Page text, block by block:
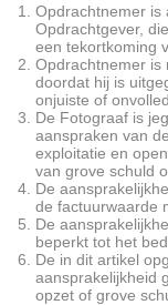
Opdrachtnemer is
Opdrachtgever,
een tekortkoming
Opdrachtnemer is
doordat hij is
onjuiste of
De Fotograaf is
aanspraken van
exploitatie en
van grove schuld
De
de factuurwaarde
De
beperkt tot het
De in dit artikel
aansprakelijkheid
opzet of grove